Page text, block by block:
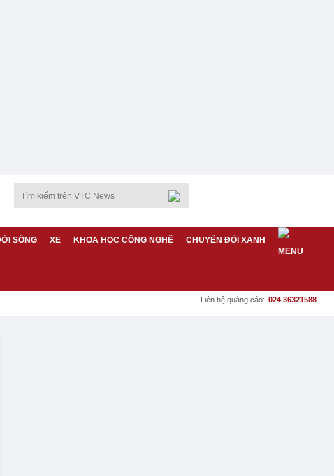
SỐNG XE KHOA HỌC CÔNG NGHỆ CHUYỂN ĐỔI XANH
Liên hệ quảng cáo: 024 36321588